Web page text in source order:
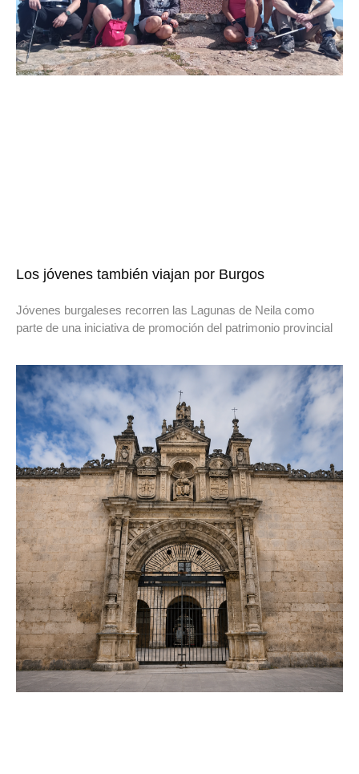
Los jóvenes también viajan por Burgos
Jóvenes burgaleses recorren las Lagunas de Neila como
parte de una iniciativa de promoción del patrimonio provincial